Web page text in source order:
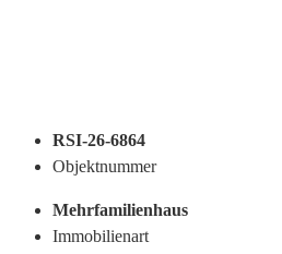
RSI-26-6864
Objektnummer
Mehrfamilienhaus
Immobilienart